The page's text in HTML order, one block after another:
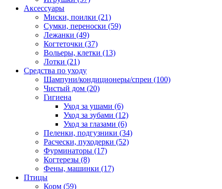
Аксессуары
Миски, поилки (21)
Сумки, переноски (59)
Лежанки (49)
Когтеточки (37)
Вольеры, клетки (13)
Лотки (21)
Средства по уходу
Шампуни/кондиционеры/спреи (100)
Чистый дом (20)
Гигиена
Уход за ушами (6)
Уход за зубами (12)
Уход за глазами (6)
Пеленки, подгузники (34)
Расчески, пуходерки (52)
Фурминаторы (17)
Когтерезы (8)
Фены, машинки (17)
Птицы
Корм (59)